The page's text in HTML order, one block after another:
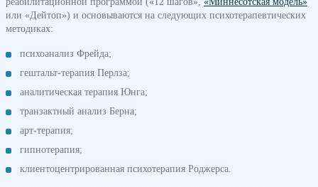
или «Дейтоп») и основываются на следующих психотерапевтических
методиках:
психоанализ Фрейда;
гештальт-терапия Перлза;
аналитическая терапия Юнга;
транзактный анализ Берна;
арт-терапия;
гипнотерапия;
клиентоцентрированная психотерапия Роджерса.